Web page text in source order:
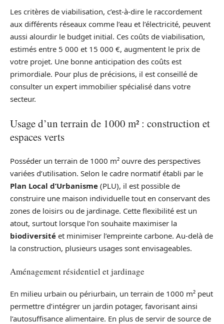
Les critères de viabilisation, c’est-à-dire le raccordement
aux différents réseaux comme l’eau et l’électricité, peuvent
aussi alourdir le budget initial. Ces coûts de viabilisation,
estimés entre 5 000 et 15 000 €, augmentent le prix de
votre projet. Une bonne anticipation des coûts est
primordiale. Pour plus de précisions, il est conseillé de
consulter un expert immobilier spécialisé dans votre
secteur.
Usage d’un terrain de 1000 m² : construction et
espaces verts
Posséder un terrain de 1000 m² ouvre des perspectives
variées d’utilisation. Selon le cadre normatif établi par le
Plan Local d’Urbanisme (PLU), il est possible de
construire une maison individuelle tout en conservant des
zones de loisirs ou de jardinage. Cette flexibilité est un
atout, surtout lorsque l’on souhaite maximiser la
biodiversité et minimiser l’empreinte carbone. Au-delà de
la construction, plusieurs usages sont envisageables.
Aménagement résidentiel et jardinage
En milieu urbain ou périurbain, un terrain de 1000 m² peut
permettre d’intégrer un jardin potager, favorisant ainsi
l’autosuffisance alimentaire. En plus de servir de source de